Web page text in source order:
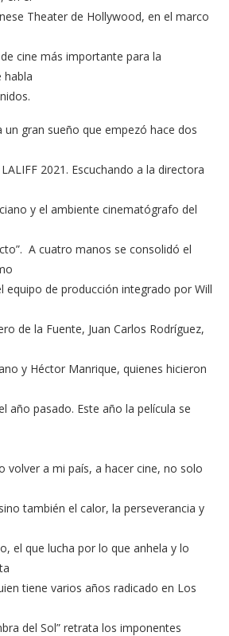
Theater de Hollywood, en el marco
cine más importante para la
habla
un gran sueño que empezó hace dos
2021. Escuchando a la directora
y el ambiente cinematógrafo del
A cuatro manos se consolidó el
equipo de producción integrado por Will
de la Fuente, Juan Carlos Rodríguez,
y Héctor Manrique, quienes hicieron
año pasado. Este año la película se
volver a mi país, a hacer cine, no solo
también el calor, la perseverancia y
el que lucha por lo que anhela y lo
tiene varios años radicado en Los
del Sol” retrata los imponentes